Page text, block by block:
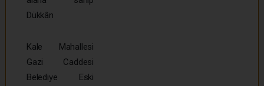
Dükkân
Kale Mahallesi
Gazi Caddesi
Belediye Eski